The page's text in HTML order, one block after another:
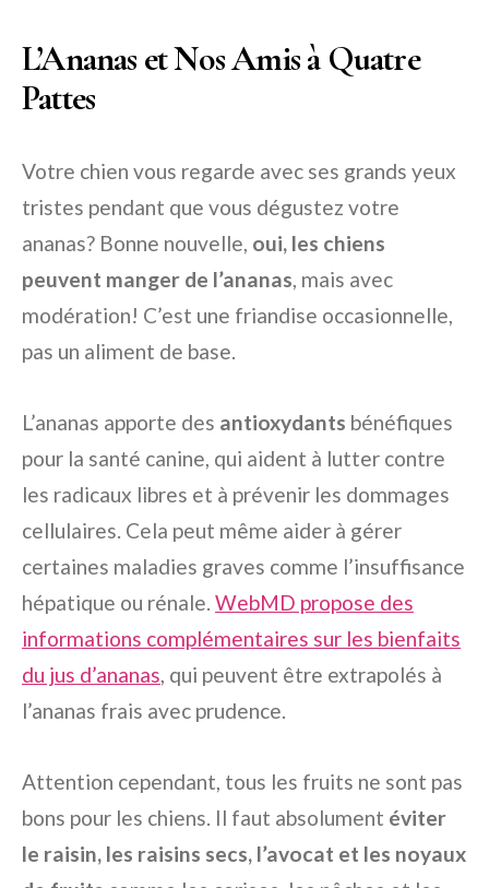
L’Ananas et Nos Amis à Quatre
Pattes
Votre chien vous regarde avec ses grands yeux
tristes pendant que vous dégustez votre
ananas? Bonne nouvelle, oui, les chiens
peuvent manger de l’ananas, mais avec
modération! C’est une friandise occasionnelle,
pas un aliment de base.
L’ananas apporte des antioxydants bénéfiques
pour la santé canine, qui aident à lutter contre
les radicaux libres et à prévenir les dommages
cellulaires. Cela peut même aider à gérer
certaines maladies graves comme l’insuffisance
hépatique ou rénale. WebMD propose des
informations complémentaires sur les bienfaits
du jus d’ananas, qui peuvent être extrapolés à
l’ananas frais avec prudence.
Attention cependant, tous les fruits ne sont pas
bons pour les chiens. Il faut absolument éviter
le raisin, les raisins secs, l’avocat et les noyaux